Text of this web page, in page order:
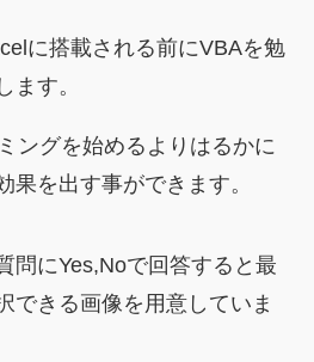
に搭載される前にVBAを勉
ます。
ングを始めるよりはるかに
果を出す事ができます。
問にYes,Noで回答すると最
できる画像を用意していま